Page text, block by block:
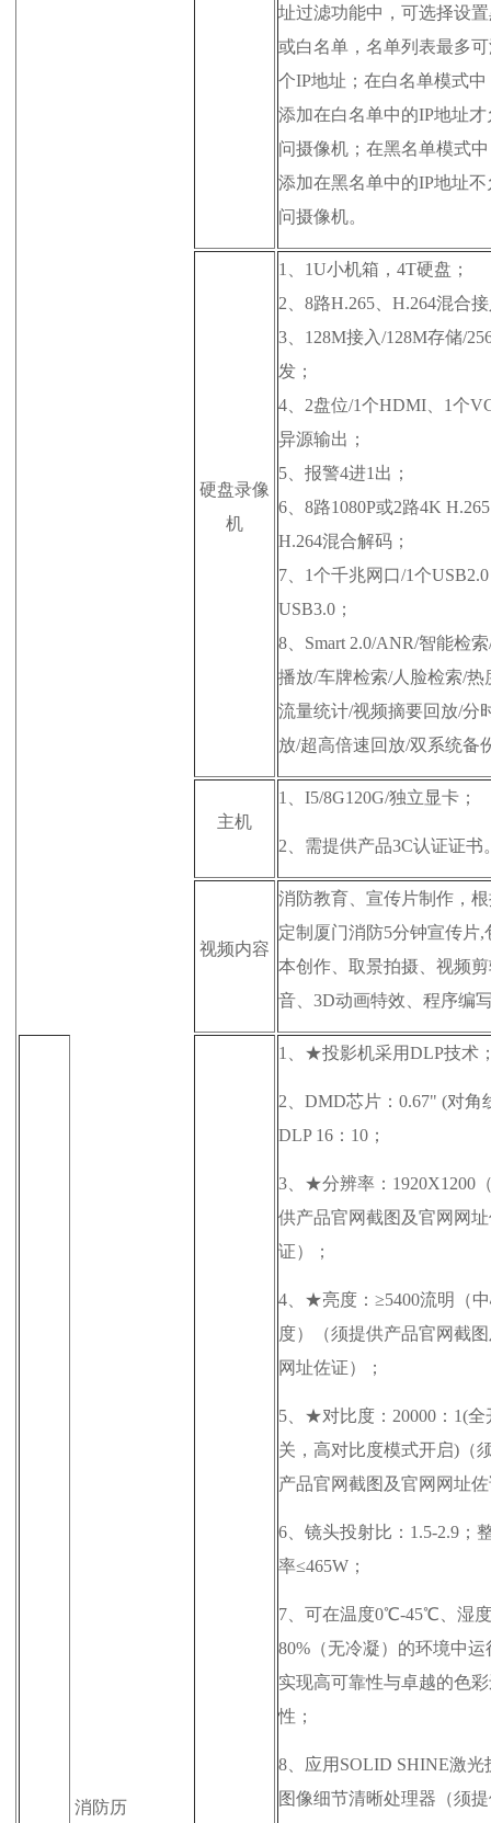
址过滤功能中，可选择设
或白名单，名单列表最多
个IP地址；在白名单模式中
添加在白名单中的IP地址才
问摄像机；在黑名单模式
添加在黑名单中的IP地址不
问摄像机。
硬盘录像
机
1、 1U小机箱，4T硬盘；
2、8路H.265、H.264混合
3、128M接入/128M存储/
发；
4、2盘位/1个HDMI、1个
异源输出；
5、报警4进1出；
6、8路1080P或2路4K
H.264混合解码；
7、1个千兆网口/1个
USB3.0；
8、Smart 2.0/ANR/智能检
播放/车牌检索/人脸检索/热
流量统计/视频摘要回放/分
放/超高倍速回放/双系统备
主机
1、 I5/8G120G/独立显卡；
2、 需提供产品3C认证证书
视频内容
消防教育、宣传片制作，
定制厦门消防5分钟宣传片,
本创作、取景拍摄、视频
音、3D动画特效、程序编
消防历
1、 ★投影机采用DLP技术
2、 DMD芯片：0.67" (对角
DLP 16：10；
3、 ★分辨率：1920X1200
供产品官网截图及官网网址
证）；
4、 ★亮度：≥5400流明（
度）（须提供产品官网截
网址佐证）；
5、 ★对比度：20000：1(全
关，高对比度模式开启)（
产品官网截图及官网网址
6、 镜头投射比：1.5-2.9；
率≤465W；
7、 可在温度0℃-45℃、湿
80%（无冷凝）的环境中运
实现高可靠性与卓越的色
性；
8、 应用SOLID SHINE激光
图像细节清晰处理器（须